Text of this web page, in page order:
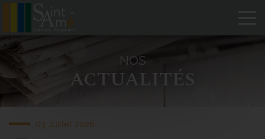
NOS
ACTUALITÉS
03 Juillet 2026